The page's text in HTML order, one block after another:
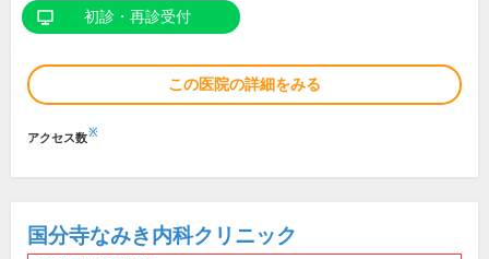
初診・再診受付
この医院の詳細をみる
アクセス数※
国分寺なみき内科クリニック